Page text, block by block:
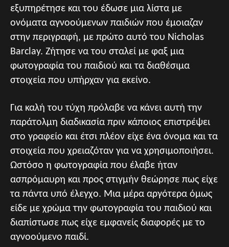
εξυπηρέτησε και του έδωσε μια λίστα με
ονόματα αγνοούμενων παιδιών που έμοιαζαν
στην περιγραφή, με πρώτο αυτό του Nicholas
Barclay. Ζήτησε να του σταλεί με φαξ μια
φωτογραφία του παιδιού και τα διαθέσιμα
στοιχεία που υπήρχαν για εκείνο.
Για καλή του τύχη πρόλαβε να κάνει αυτή την
παράτολμη διαδικασία πριν κάποιος επιστρέψει
στο γραφείο και έτσι πλέον είχε ένα όνομα και τα
στοιχεία που χρειαζόταν για να χρησιμοποιήσει.
Ωστόσο η φωτογραφία που έλαβε ήταν
ασπρόμαυρη και προς στιγμήν θεώρησε πως είχε
τα πάντα υπό έλεγχο. Μια μέρα αργότερα όμως
είδε με χρώμα την φωτογραφία του παιδιού και
διαπίστωσε πως είχε εμφανείς διαφορές με το
αγνοούμενο παιδί.